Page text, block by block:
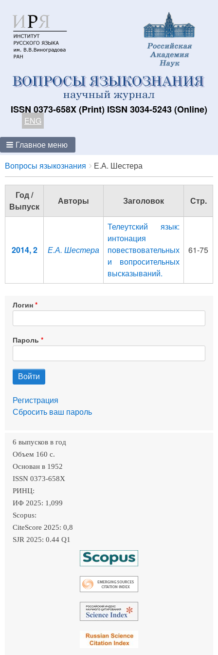
ISSN 0373-658X (Print) ISSN 3034-5243 (Online)
ENG
Главное меню
Breadcrumbs
You
are
here:
Вопросы языкознания Е.А. Шестера
Год /
Выпуск
Авторы Заголовок Стр.
2014, 2 Е.А. Шестера
Телеутский язык:
интонация
повествовательных
и вопросительных
высказываний.
61-75
Логин
Пароль
Регистрация
Сбросить ваш пароль
6 выпусков в год
Объем 160 c.
Основан в 1952
ISSN 0373-658X
РИНЦ:
ИФ 2025: 1,099
Scopus:
CiteScore 2025: 0,8
SJR 2025: 0.44 Q1